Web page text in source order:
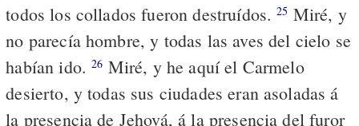
todos los collados fueron destruídos.25 Miré, y
no parecía hombre, y todas las aves del cielo se
habían ido.26 Miré, y he aquí el Carmelo
desierto, y todas sus ciudades eran asoladas á
la presencia de Jehová, á la presencia del furor